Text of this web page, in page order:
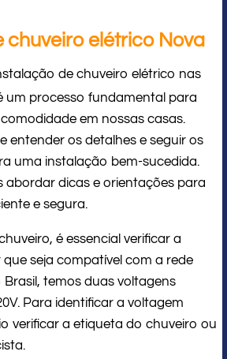
chuveiro elétrico Nova
de chuveiro elétrico nas
um processo fundamental para
em nossas casas.
entender os detalhes e seguir os
uma instalação bem-sucedida.
abordar dicas e orientações para
e segura.
é essencial verificar a
seja compatível com a rede
temos duas voltagens
Para identificar a voltagem
verificar a etiqueta do chuveiro ou